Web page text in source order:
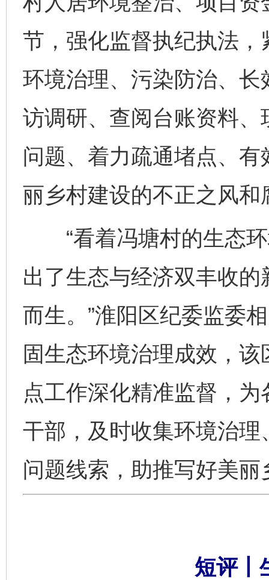
节，强化监督执纪执法
环境治理、污染防治、
访调研、查阅台账资料
问题、着力疏通堵点、
丽乡村建设的不正之风和
“看着冯塘村的生态环
出了生态与经济双丰收
而生。”淮阳区纪委监委
固生态环境治理成效，
点工作深化精准监督，
干部，及时收集环境治
问题线索，助推写好美
短评丨